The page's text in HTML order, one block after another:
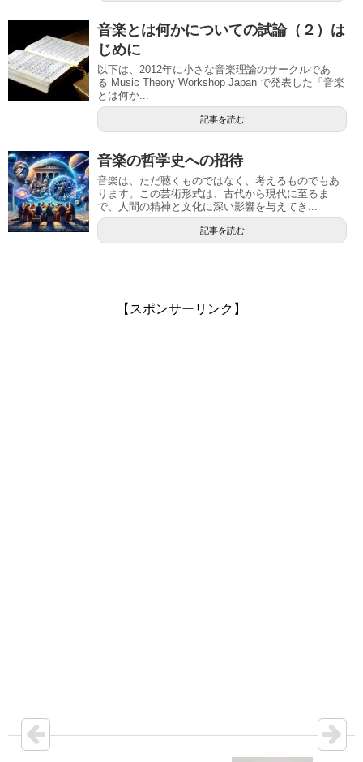
音楽とは何かについての試論（２）は
じめに
以下は、2012年に小さな音楽理論のサークルであ
る Music Theory Workshop Japan で発表した「音楽
とは何か...
記事を読む
音楽の哲学史への招待
音楽は、ただ聴くものではなく、考えるものでもあ
ります。この芸術形式は、古代から現代に至るま
で、人間の精神と文化に深い影響を与えてき...
記事を読む
【スポンサーリンク】